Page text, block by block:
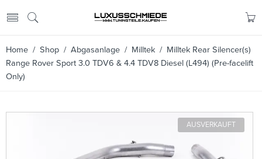
Home / Shop / Abgasanlage / Milltek / Milltek Rear Silencer(s)
Range Rover Sport 3.0 TDV6 & 4.4 TDV8 Diesel (L494) (Pre-facelift
Only)
AUSVERKAUFT